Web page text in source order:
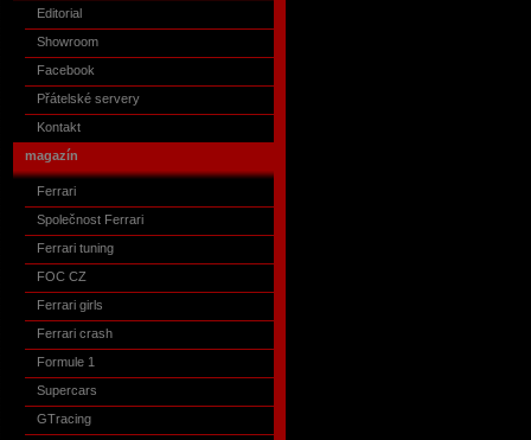
Editorial
Showroom
Facebook
Přátelské servery
Kontakt
magazín
Ferrari
Společnost Ferrari
Ferrari tuning
FOC CZ
Ferrari girls
Ferrari crash
Formule 1
Supercars
GTracing